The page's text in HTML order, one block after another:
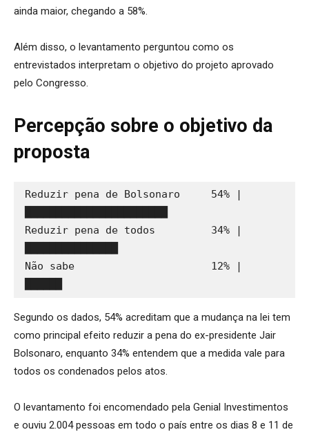
ainda maior, chegando a 58%.
Além disso, o levantamento perguntou como os
entrevistados interpretam o objetivo do projeto aprovado
pelo Congresso.
Percepção sobre o objetivo da
proposta
Reduzir pena de Bolsonaro     54% |
Reduzir pena de todos         34% |
Não sabe                      12% |
Segundo os dados, 54% acreditam que a mudança na lei tem
como principal efeito reduzir a pena do ex-presidente Jair
Bolsonaro, enquanto 34% entendem que a medida vale para
todos os condenados pelos atos.
O levantamento foi encomendado pela Genial Investimentos
e ouviu 2.004 pessoas em todo o país entre os dias 8 e 11 de